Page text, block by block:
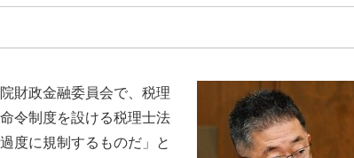
財政金融委員会で、税理
令制度を設ける税理士法
度に規制するものだ」と